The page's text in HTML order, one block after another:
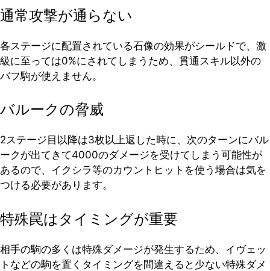
通常攻撃が通らない
各ステージに配置されている石像の効果がシールドで、激
級に至っては0%にされてしまうため、貫通スキル以外の
バフ駒が使えません。
バルークの脅威
2ステージ目以降は3枚以上返した時に、次のターンにバル
ークが出てきて4000のダメージを受けてしまう可能性が
あるので、イクシラ等のカウントヒットを使う場合は気を
つける必要があります。
特殊罠はタイミングが重要
相手の駒の多くは特殊ダメージが発生するため、イヴェッ
トなどの駒を置くタイミングを間違えると少ない特殊ダメ